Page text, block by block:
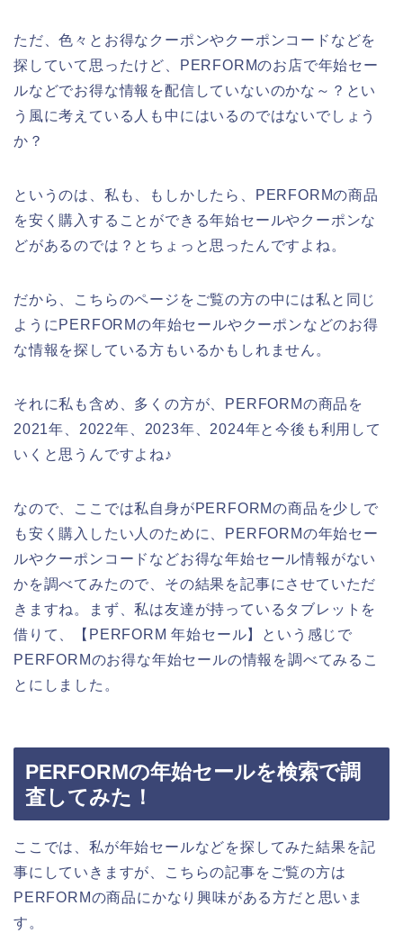
ただ、色々とお得なクーポンやクーポンコードなどを
探していて思ったけど、PERFORMのお店で年始セー
ルなどでお得な情報を配信していないのかな～？とい
う風に考えている人も中にはいるのではないでしょう
か？
というのは、私も、もしかしたら、PERFORMの商品
を安く購入することができる年始セールやクーポンな
どがあるのでは？とちょっと思ったんですよね。
だから、こちらのページをご覧の方の中には私と同じ
ようにPERFORMの年始セールやクーポンなどのお得
な情報を探している方もいるかもしれません。
それに私も含め、多くの方が、PERFORMの商品を
2021年、2022年、2023年、2024年と今後も利用して
いくと思うんですよね♪
なので、ここでは私自身がPERFORMの商品を少しで
も安く購入したい人のために、PERFORMの年始セー
ルやクーポンコードなどお得な年始セール情報がない
かを調べてみたので、その結果を記事にさせていただ
きますね。まず、私は友達が持っているタブレットを
借りて、【PERFORM 年始セール】という感じで
PERFORMのお得な年始セールの情報を調べてみるこ
とにしました。
PERFORMの年始セールを検索で調
査してみた！
ここでは、私が年始セールなどを探してみた結果を記
事にしていきますが、こちらの記事をご覧の方は
PERFORMの商品にかなり興味がある方だと思いま
す。